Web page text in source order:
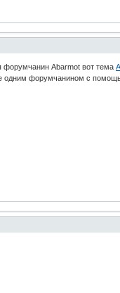
форумчанин Abarmot вот тема
форумчанином с